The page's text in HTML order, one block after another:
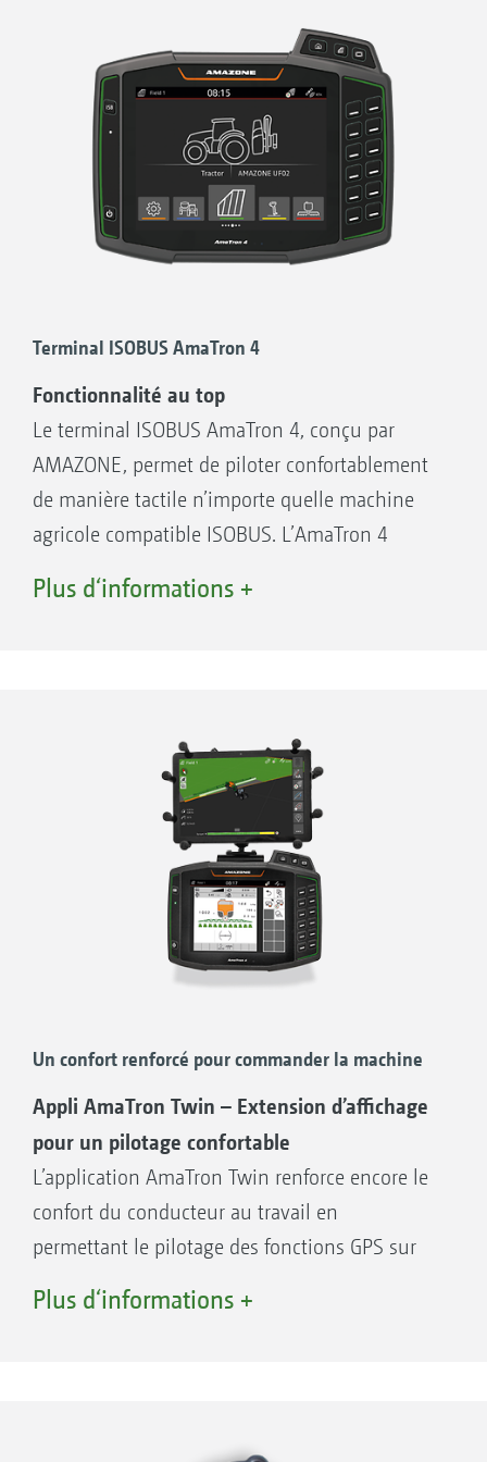
Logiciels machine adaptés à l’utilisation et
structure logique des menus
Affichage MiniView sur tous les terminaux
AMAZONE et autres terminaux ISOBUS.
Regardez par exemple les données machine
sur l’affichage cartographique.
Possibilité de pilotage machine par le biais
Assignation flexible du mode d’affichage
carte et machine entre le terminal du
tracteur et le terminal utilisateur
Concept de pilotage unique. Affichages
configurés librement et interfaces opérateur
individuelles pour chaque conducteur
Fonctions utiles supplémentaires, telles que
la descente anticipée automatique de rampe
Avantages du logiciel machine AMAZONE :
Conçu pour l'utilisateur et intuitif
Taillé sur mesure pour la machine
Champ d'application fonctionnel supérieur à
la norme ISOBUS
Terminal ISOBUS AmaTron 4
Fonctionnalité au top
Le terminal ISOBUS AmaTron 4, conçu par
AMAZONE, permet de piloter confortablement
de manière tactile n’importe quelle machine
agricole compatible ISOBUS. L’AmaTron 4
plus en matière de confort, de convivialité et
fonctionnalité en agriculture de précision.
Écran tactile 8 pouces anti-reflets avec
boîtier en aluminium, étanche à l’eau et à la
Repose-main ergonomique à l’arrière pour
une bonne prise en main
BIEN PENSÉ !
Menus de navigation clairs, adaptés à la
pratique pour une utilisation simple et
intuitive
Pilotage via l’écran tactile ou les touches
Lecture facile des informations de travail et
d'abord – Enregistrer ensuite
Plus d‘informations +
Un confort renforcé pour commander la machine
Appli AmaTron Twin – Extension d’affichage
pour un pilotage confortable
L’application AmaTron Twin renforce encore le
confort du conducteur au travail en
permettant le pilotage des fonctions GPS sur
une tablette, parallèlement au pilotage de la
machine sur l’AmaTron 4.
Plus d‘informations +